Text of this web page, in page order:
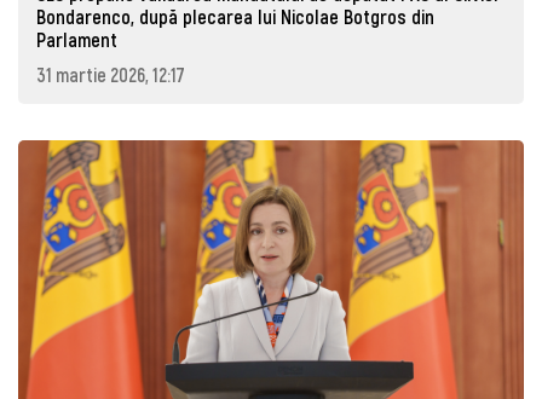
Bondarenco, după plecarea lui Nicolae Botgros din
Parlament
31 martie 2026, 12:17